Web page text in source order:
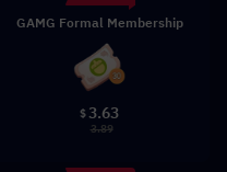
GAMG Formal Membership
$3.63
3.89